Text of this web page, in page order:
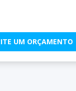
UM ORÇAMENTO